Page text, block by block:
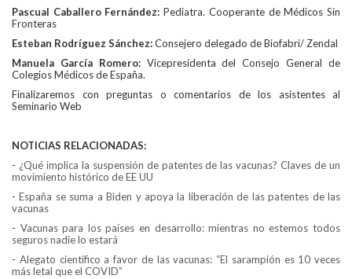
Pascual Caballero Fernández:Pediatra. Cooperante de Médicos Sin
Fronteras
Esteban Rodríguez Sánchez:Consejero delegado de Biofabri/ Zendal
Manuela García Romero:Vicepresidenta del Consejo General de
Colegios Médicos de España.
Finalizaremos con preguntas o comentarios de los asistentes al
Seminario Web
NOTICIAS RELACIONADAS:
- ¿Qué implica la suspensión de patentes de las vacunas? Claves de un
movimiento histórico de EE UU
-España se suma a Biden y apoya la liberación de las patentes de las
vacunas
- Vacunas para los países en desarrollo: mientras no estemos todos
seguros nadie lo estará
- Alegato científico a favor de las vacunas: “El sarampión es 10 veces
más letal que el COVID”